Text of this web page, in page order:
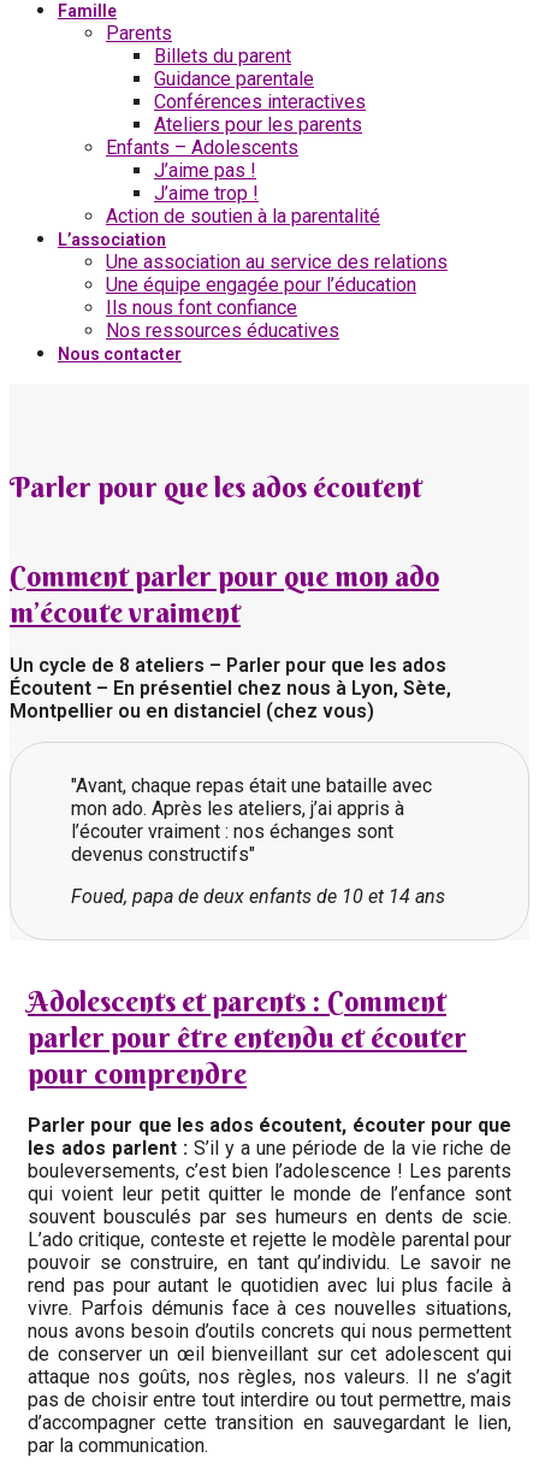
Famille
Parents
Billets du parent
Guidance parentale
Conférences interactives
Ateliers pour les parents
Enfants – Adolescents
J’aime pas !
J’aime trop !
Action de soutien à la parentalité
L’association
Une association au service des relations
Une équipe engagée pour l’éducation
Ils nous font confiance
Nos ressources éducatives
Nous contacter
Parler pour que les ados écoutent
Comment parler pour que mon ado
m’écoute vraiment
Un cycle de 8 ateliers – Parler pour que les ados
Écoutent – En présentiel chez nous à Lyon, Sète,
Montpellier ou en distanciel (chez vous)
"Avant, chaque repas était une bataille avec
mon ado. Après les ateliers, j’ai appris à
l’écouter vraiment : nos échanges sont
devenus constructifs"
Foued, papa de deux enfants de 10 et 14 ans
Adolescents et parents : Comment
parler pour être entendu et écouter
pour comprendre
Parler pour que les ados écoutent, écouter pour que
les ados parlent : S’il y a une période de la vie riche de
bouleversements, c’est bien l’adolescence ! Les parents
qui voient leur petit quitter le monde de l’enfance sont
souvent bousculés par ses humeurs en dents de scie.
L’ado critique, conteste et rejette le modèle parental pour
pouvoir se construire, en tant qu’individu. Le savoir ne
rend pas pour autant le quotidien avec lui plus facile à
vivre. Parfois démunis face à ces nouvelles situations,
nous avons besoin d’outils concrets qui nous permettent
de conserver un œil bienveillant sur cet adolescent qui
attaque nos goûts, nos règles, nos valeurs. Il ne s’agit
pas de choisir entre tout interdire ou tout permettre, mais
d’accompagner cette transition en sauvegardant le lien,
par la communication.